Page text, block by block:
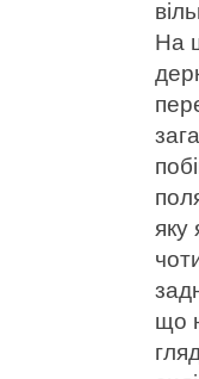
На
яку
що